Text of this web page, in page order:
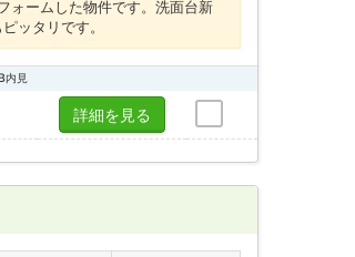
ォームした物件です。洗面台新
ッタリです。
内見
詳細を見る